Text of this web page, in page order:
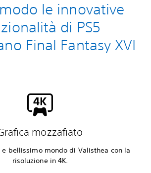
le innovative
di PS5
Final Fantasy XVI
mozzafiato
e bellissimo mondo di Valisthea con la
risoluzione in 4K.